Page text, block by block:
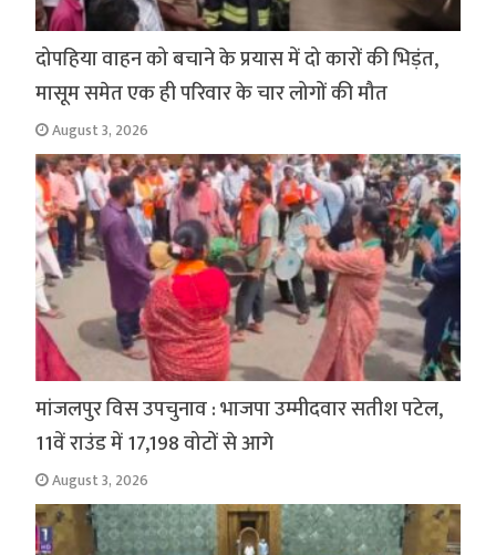
दोपहिया वाहन को बचाने के प्रयास में दो कारों की भिड़ंत,
मासूम समेत एक ही परिवार के चार लोगों की मौत
August 3, 2026
मांजलपुर विस उपचुनाव : भाजपा उम्मीदवार सतीश पटेल,
11वें राउंड में 17,198 वोटों से आगे
August 3, 2026